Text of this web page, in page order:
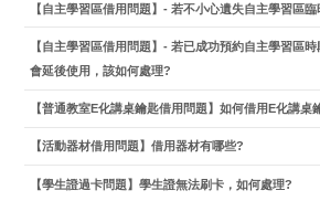
【自主學習區借用問題】- 若不小心遺失自主學習區
【自主學習區借用問題】- 若已成功預約自主學習區
會延後使用，該如何處理?
【普通教室E化講桌鑰匙借用問題】如何借用E化講桌
【活動器材借用問題】借用器材有哪些?
【學生證過卡問題】學生證無法刷卡，如何處理?